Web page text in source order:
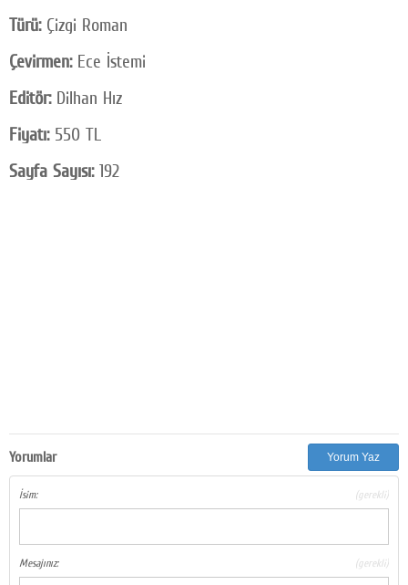
Türü:Çizgi Roman
Çevirmen: Ece İstemi
Editör:Dilhan Hız
Fiyatı: 550 TL
Sayfa Sayısı:192
Yorumlar Yorum Yaz
İsim: (gerekli)
Mesajınız: (gerekli)